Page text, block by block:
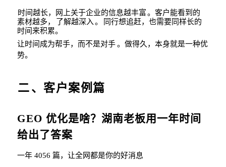
时间越长，网上关于企业的信息越丰富 。客户能看到的
素材越多，
了解越深入 。 同行想追赶，也需要同样长的
时间来积累。
让时间成为帮手，而不是对手 。做得久，本身就是一种优
势。
二 、客户案例篇
GEO 优化是啥？湖南老板用一年时间
给出了答案
一年 4056篇，让全网都是你的好消息